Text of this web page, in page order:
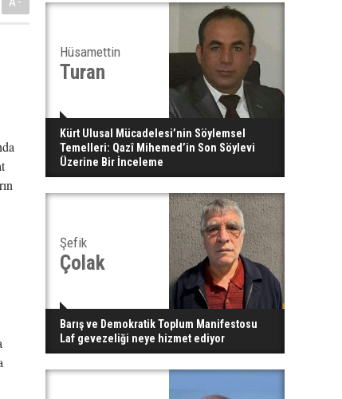
Hüsamettin
Turan
Kürt Ulusal Mücadelesi’nin Söylemsel
Temelleri: Qazî Mihemed’in Son Söylevi
Üzerine Bir İnceleme
Şefik
Çolak
Barış ve Demokratik Toplum Manifestosu
Laf gevezeliği neye hizmet ediyor